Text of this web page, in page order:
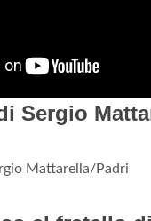
Sergio
Mattarella/Padri